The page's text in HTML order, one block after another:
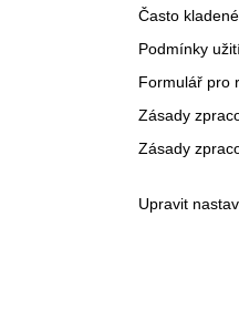
Často
Podmínky
Formulář pro
Zásady
Zásady
Upravit